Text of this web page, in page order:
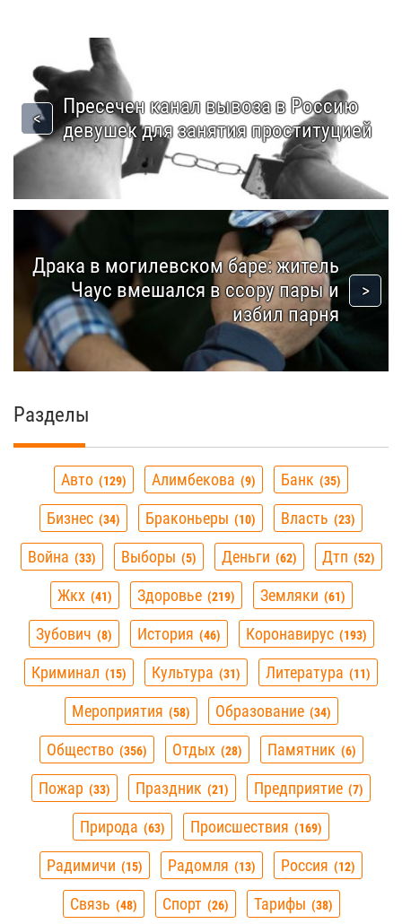
Пресечен канал вывоза в Россию
девушек для занятия проституцией
Драка в могилевском баре: житель
Чаус вмешался в ссору пары и
избил парня
Разделы
Авто 129 Алимбекова 9 Банк 35
Бизнес 34 Браконьеры 10 Власть 23
Война 33 Выборы 5 Деньги 62 Дтп 52
Жкх 41 Здоровье 219 Земляки 61
Зубович 8 История 46 Коронавирус 193
Криминал 15 Культура 31 Литература 11
Мероприятия 58 Образование 34
Общество 356 Отдых 28 Памятник 6
Пожар 33 Праздник 21 Предприятие 7
Природа 63 Происшествия 169
Радимичи 15 Радомля 13 Россия 12
Связь 48 Спорт 26 Тарифы 38